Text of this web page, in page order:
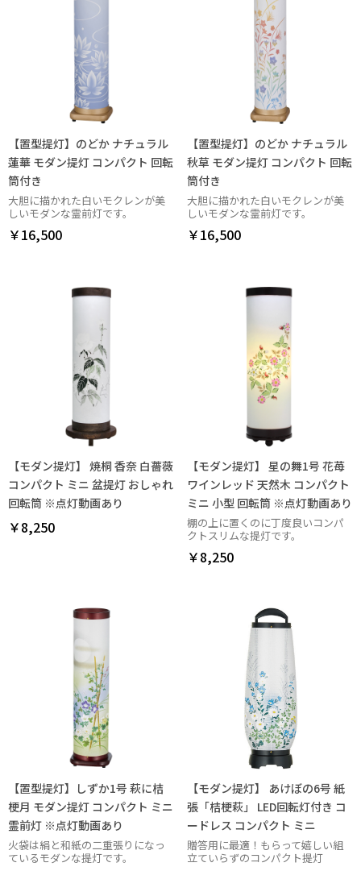
【置型提灯】のどか ナチュラル
蓮華 モダン提灯 コンパクト 回転
筒付き
大胆に描かれた白いモクレンが美
しいモダンな霊前灯です。
￥16,500
【置型提灯】のどか ナチュラル
秋草 モダン提灯 コンパクト 回転
筒付き
大胆に描かれた白いモクレンが美
しいモダンな霊前灯です。
￥16,500
【モダン提灯】 焼桐 香奈 白薔薇
コンパクト ミニ 盆提灯 おしゃれ
回転筒 ※点灯動画あり
￥8,250
【モダン提灯】 星の舞1号 花苺
ワインレッド 天然木 コンパクト
ミニ 小型 回転筒 ※点灯動画あり
棚の上に置くのに丁度良いコンパ
クトスリムな提灯です。
￥8,250
【置型提灯】しずか1号 萩に桔
梗月 モダン提灯 コンパクト ミニ
霊前灯 ※点灯動画あり
火袋は絹と和紙の二重張りになっ
ているモダンな提灯です。
【モダン提灯】 あけぼの6号 紙
張「桔梗萩」 LED回転灯付き コ
ードレス コンパクト ミニ
贈答用に最適！もらって嬉しい組
立ていらずのコンパクト提灯